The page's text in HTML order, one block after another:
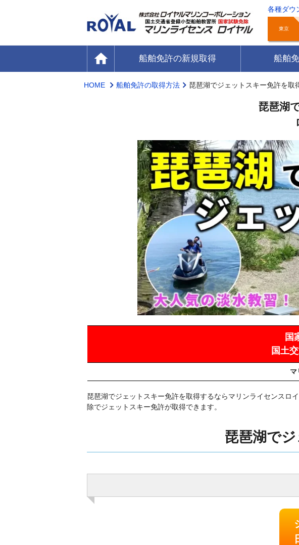
各種ダウ
東京
home 船舶免許の新規取得 船舶
HOME 船舶免許の取得方法 琵琶湖でジェットスキー免許を取
琵琶湖
国
国土
マ
琵琶湖でジェットスキー免許を取得するならマリンライセンスロ
除でジェットスキー免許が取得できます。
琵琶湖で